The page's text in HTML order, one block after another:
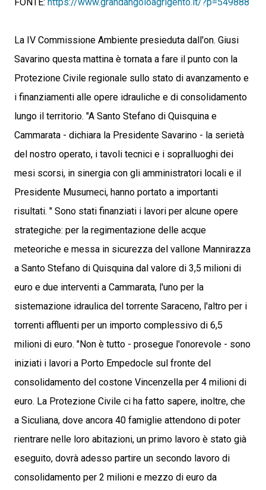
La IV Commissione Ambiente presieduta dall'on. Giusi
Savarino questa mattina è tornata a fare il punto con la
Protezione Civile regionale sullo stato di avanzamento e
i finanziamenti alle opere idrauliche e di consolidamento
lungo il territorio. "A Santo Stefano di Quisquina e
Cammarata - dichiara la Presidente Savarino - la serietà
del nostro operato, i tavoli tecnici e i sopralluoghi dei
mesi scorsi, in sinergia con gli amministratori locali e il
Presidente Musumeci, hanno portato a importanti
risultati. " Sono stati finanziati i lavori per alcune opere
strategiche: per la regimentazione delle acque
meteoriche e messa in sicurezza del vallone Mannirazza
a Santo Stefano di Quisquina dal valore di 3,5 milioni di
euro e due interventi a Cammarata, l'uno per la
sistemazione idraulica del torrente Saraceno, l'altro per i
torrenti affluenti per un importo complessivo di 6,5
milioni di euro. "Non è tutto - prosegue l'onorevole - sono
iniziati i lavori a Porto Empedocle sul fronte del
consolidamento del costone Vincenzella per 4 milioni di
euro. La Protezione Civile ci ha fatto sapere, inoltre, che
a Siculiana, dove ancora 40 famiglie attendono di poter
rientrare nelle loro abitazioni, un primo lavoro è stato già
eseguito, dovrà adesso partire un secondo lavoro di
consolidamento per 2 milioni e mezzo di euro da